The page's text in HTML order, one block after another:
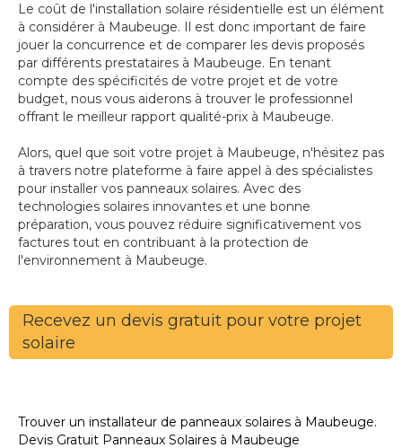
Le coût de l'installation solaire résidentielle est un élément
à considérer à Maubeuge. Il est donc important de faire
jouer la concurrence et de comparer les devis proposés
par différents prestataires à Maubeuge. En tenant
compte des spécificités de votre projet et de votre
budget, nous vous aiderons à trouver le professionnel
offrant le meilleur rapport qualité-prix à Maubeuge.
Alors, quel que soit votre projet à Maubeuge, n'hésitez pas
à travers notre plateforme à faire appel à des spécialistes
pour installer vos panneaux solaires. Avec des
technologies solaires innovantes et une bonne
préparation, vous pouvez réduire significativement vos
factures tout en contribuant à la protection de
l'environnement à Maubeuge.
Recevez un devis gratuit pour votre projet
solaire
Trouver un installateur de panneaux solaires à Maubeuge.
Devis Gratuit Panneaux Solaires à Maubeuge